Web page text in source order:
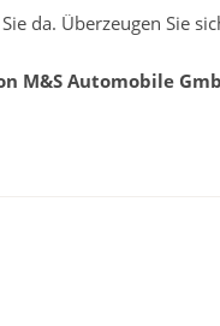
da. Überzeugen Sie
M&S Automobile